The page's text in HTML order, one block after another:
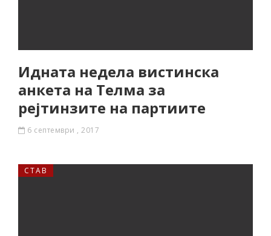
Идната недела вистинска
анкета на Телма за
рејтинзите на партиите
6 септември , 2017
СТАВ